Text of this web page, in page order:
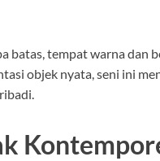
batas, tempat warna dan
objek nyata, seni ini